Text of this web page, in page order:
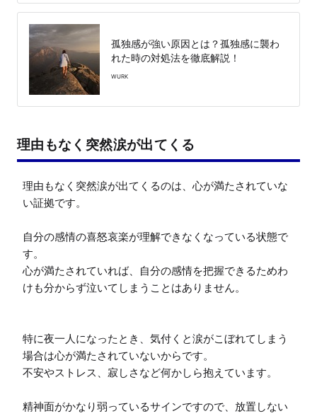
孤独感が強い原因とは？孤独感に襲わ
れた時の対処法を徹底解説！
WURK
理由もなく突然涙が出てくる
理由もなく突然涙が出てくるのは、心が満たされていな
い証拠です。
自分の感情の喜怒哀楽が理解できなくなっている状態で
す。
心が満たされていれば、自分の感情を把握できるためわ
けも分からず泣いてしまうことはありません。
特に夜一人になったとき、気付くと涙がこぼれてしまう
場合は心が満たされていないからです。
不安やストレス、寂しさなど何かしら抱えています。
精神面がかなり弱っているサインですので、放置しない